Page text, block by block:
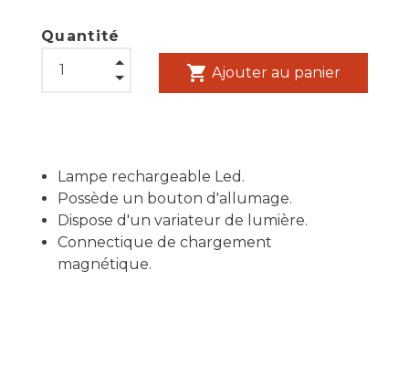
Quantité
shopping_cart Ajouter au panier
Lampe rechargeable Led.
Possède un bouton d'allumage.
Dispose d'un variateur de lumière.
Connectique de chargement
magnétique.